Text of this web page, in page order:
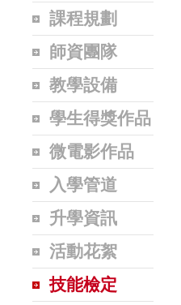
課程規劃
師資團隊
教學設備
學生得獎作品
微電影作品
入學管道
升學資訊
活動花絮
技能檢定